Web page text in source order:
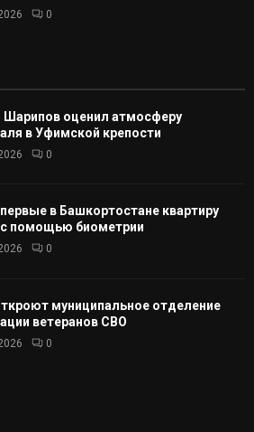
0
Шарипов оценил атмосферу
в Уфимской крепости
0
в Башкортостане квартиру
с помощью биометрии
0
муниципальное отделение
ветеранов СВО
0